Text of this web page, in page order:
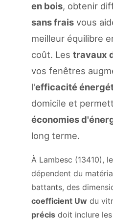
en bois, obtenir
sans frais vous
meilleur équilibre
coût. Les travaux
vos fenêtres
l'efficacité
domicile et
économies
long terme.
À Lambesc (13410),
dépendent du
battants, des
coefficient Uw du
précis doit inclure